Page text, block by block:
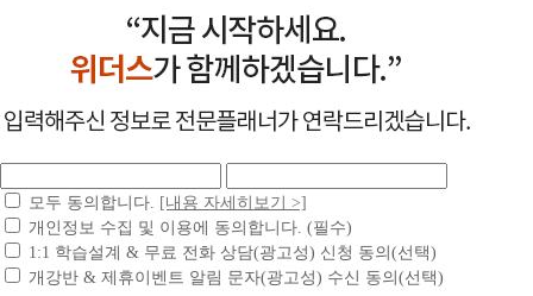
모두 동의합니다.
[내용 자세히보기 >]
개인정보 수집 및 이용에 동의합니다. (필수)
1:1 학습설계 & 무료 전화 상담(광고성) 신청 동의(선택)
개강반 & 제휴이벤트 알림 문자(광고성) 수신 동의(선택)